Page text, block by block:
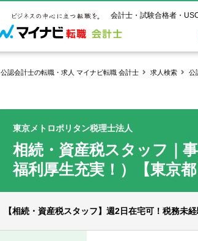
会計士・試験合格者・
サービス紹介
ご利用ガイド
よくあるご質問
ご利用の流れ
転職お役立ち情報
年齢別転職ポイント
はじめての転職の方へ
2回目以降の転職の方
業界情報
受験資格・申し込み手
試験科目一覧
試験合格後の流れ
求人情報
公認会計士
公認会計士試験合格
USCPA（米国公認会計
公認会計士の転職・求人 マイナビ転職 会計士 求人検索 公
東京メトロポリタン税理士法人
相続・資産税スタッフ｜
福利厚生充実！）【東京都
【相続・資産税スタッフ】週2日在宅可！税務未